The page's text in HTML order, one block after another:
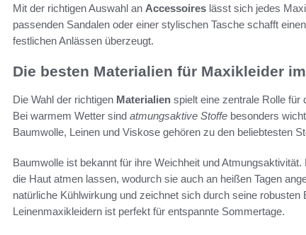
Mit der richtigen Auswahl an Accessoires lässt sich jedes
passenden Sandalen oder einer stylischen Tasche schafft
festlichen Anlässen überzeugt.
Die besten Materialien für Maxikleider
Die Wahl der richtigen Materialien spielt eine zentrale Rolle für
Bei warmem Wetter sind atmungsaktive Stoffe besonders
Baumwolle, Leinen und Viskose gehören zu den beliebtesten
Baumwolle ist bekannt für ihre Weichheit und
die Haut atmen lassen, wodurch sie auch an heißen Tagen
natürliche Kühlwirkung und zeichnet sich durch seine
Leinenmaxikleidern ist perfekt für entspannte Sommertage.